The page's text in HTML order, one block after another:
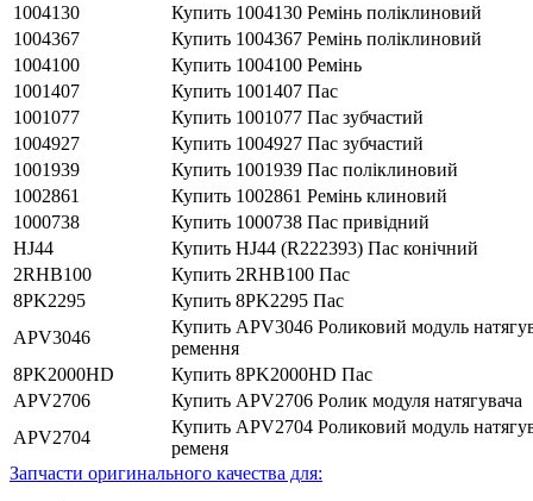
1004130
Купить 1004130 Ремінь поліклиновий
1004367
Купить 1004367 Ремінь поліклиновий
1004100
Купить 1004100 Ремінь
1001407
Купить 1001407 Пас
1001077
Купить 1001077 Пас зубчастий
1004927
Купить 1004927 Пас зубчастий
1001939
Купить 1001939 Пас поліклиновий
1002861
Купить 1002861 Ремінь клиновий
1000738
Купить 1000738 Пас привідний
HJ44
Купить HJ44 (R222393) Пас конічний
2RHB100
Купить 2RHB100 Пас
8PK2295
Купить 8PK2295 Пас
APV3046
Купить APV3046 Роликовий модуль
ремення
8PK2000HD
Купить 8PK2000HD Пас
APV2706
Купить APV2706 Ролик модуля натягувача
APV2704
Купить APV2704 Роликовий модуль
ременя
Запчасти оригинального качества для: